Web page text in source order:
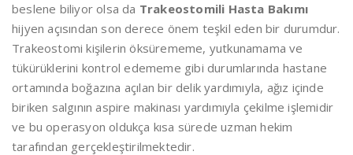
beslene biliyor olsa da Trakeostomili Hasta Bakımı
hijyen açısından son derece önem teşkil eden bir durumdur.
Trakeostomi kişilerin öksürememe, yutkunamama ve
tükürüklerini kontrol edememe gibi durumlarında hastane
ortamında boğazına açılan bir delik yardımıyla, ağız içinde
biriken salgının aspire makinası yardımıyla çekilme işlemidir
ve bu operasyon oldukça kısa sürede uzman hekim
tarafından gerçekleştirilmektedir.